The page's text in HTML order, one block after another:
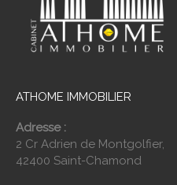
ATHOME IMMOBILIER
Adresse :
2 Cr Adrien de Montgolfier,
42400 Saint-Chamond